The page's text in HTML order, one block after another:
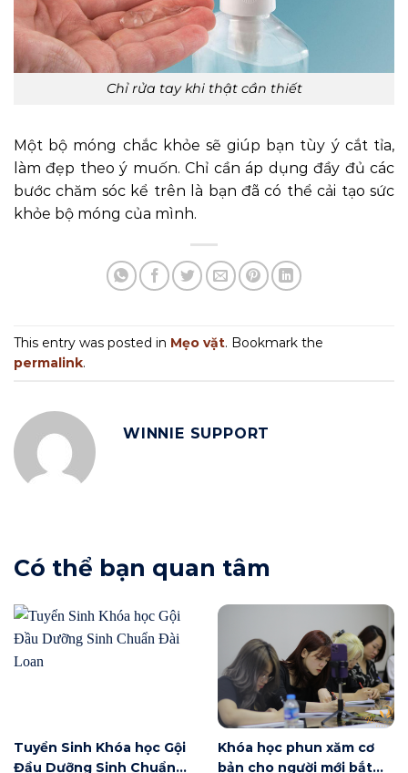
Chỉ rửa tay khi thật cần thiết
Một bộ móng chắc khỏe sẽ giúp bạn tùy ý cắt tỉa,
làm đẹp theo ý muốn. Chỉ cần áp dụng đầy đủ các
bước chăm sóc kể trên là bạn đã có thể cải tạo sức
khỏe bộ móng của mình.
This entry was posted in Mẹo vặt. Bookmark the
permalink.
WINNIE SUPPORT
Có thể bạn quan tâm
Tuyển Sinh Khóa học Gội
Đầu Dưỡng Sinh Chuẩn
Khóa học phun xăm cơ
bản cho người mới bắt